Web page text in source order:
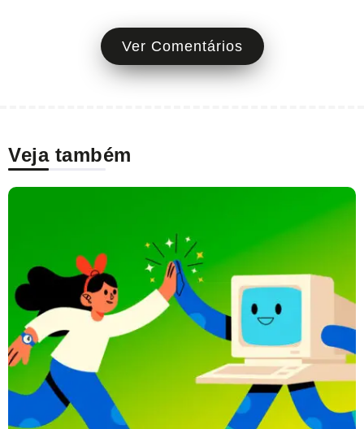
Ver Comentários
Veja também